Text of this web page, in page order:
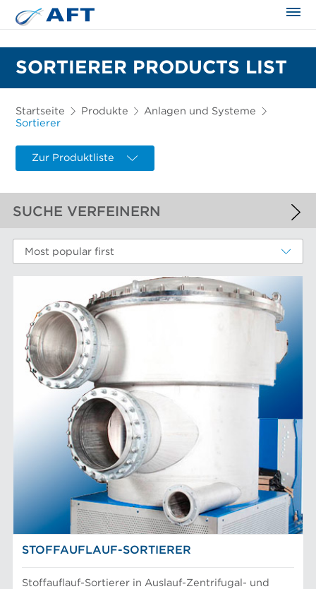
SORTIERER PRODUCTS LIST
Startseite Produkte
Anlagen und Systeme
Sortierer
Zur Produktliste
SUCHE VERFEINERN
ANGEWANDTE FILTER
Sortierer
WEITERE FILTER
LEISTUNGSKOMPONENTEN
Filterelemente
Refiner-Mahlplatten und Mahlgarnituren
Siebbleche
Siebkörbe
Sortierer-Rotoren
AFT-MARKEN
Aikawa-Technologie
Finebar-Mahlung
Max-Sortierung
POM-Konstantteilsysteme
MÄRKTE
Chemiefasern
Faserstoffmahlung
Lebensmittelsortierung und -trennung
Mechanischer Faserstoff
Papiermaschinen Konstantteil
Prüfung und Labor
Recyclingfasern
Siebkörbe und Mahlplatten für die Industrie
Konstanter Teil
Stoffaufbereitung
ANLAGEN
Most popular first
STOFFAUFLAUF-SORTIERER
Stoffauflauf-Sortierer in Auslauf-Zentrifugal- und